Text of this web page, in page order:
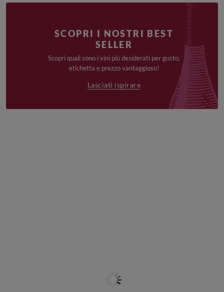
SCOPRI I NOSTRI BEST
SELLER
Scopri quali sono i vini più desiderati per gusto,
etichetta e prezzo vantaggioso!
Lasciati ispirare